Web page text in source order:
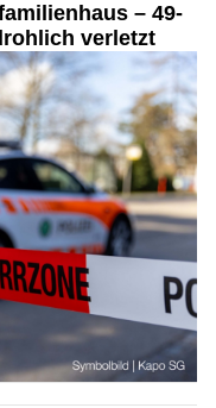
– 49-
verletzt